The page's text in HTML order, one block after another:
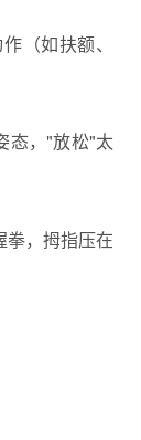
（如扶额、
态，"放松"太
拳，拇指压在